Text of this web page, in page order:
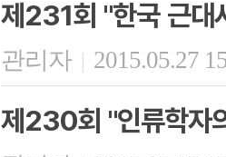
제231회 "한국 근대
관리자 | 2015.05.27
제230회 "인류학자